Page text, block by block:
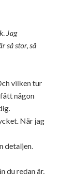
Jag
så stor, så
vilken tur
någon
När jag
detaljen.
du redan är.